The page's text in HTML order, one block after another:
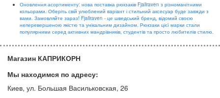
Оновлення асортименту: нова поставка рюкзаків Fjallraven з різноманітними
кольорами. Оберіть свій улюблений варіант і стильний аксесуар буде завжди з
вами. Замовляйте зараз! Fjallraven - це шведський бренд, відомий своєю
неперевершеною якістю та унікальним дизайном. Рюкзаки цієї марки стали
популярними серед активних мандрівників, студентів та просто любителів стилю.
Магазин КАПРИКОРН
Мы находимся по адресу:
Киев, ул. Большая Васильковская, 26